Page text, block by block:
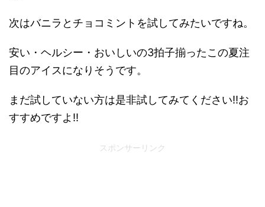
次はバニラとチョコミントを試してみたいですね。
安い・ヘルシー・おいしいの3拍子揃ったこの夏注
目のアイスになりそうです。
まだ試していない方は是非試してみてください!!お
すすめですよ!!
スポンサーリンク